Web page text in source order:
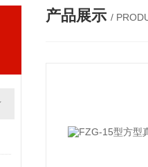
产品展示 /